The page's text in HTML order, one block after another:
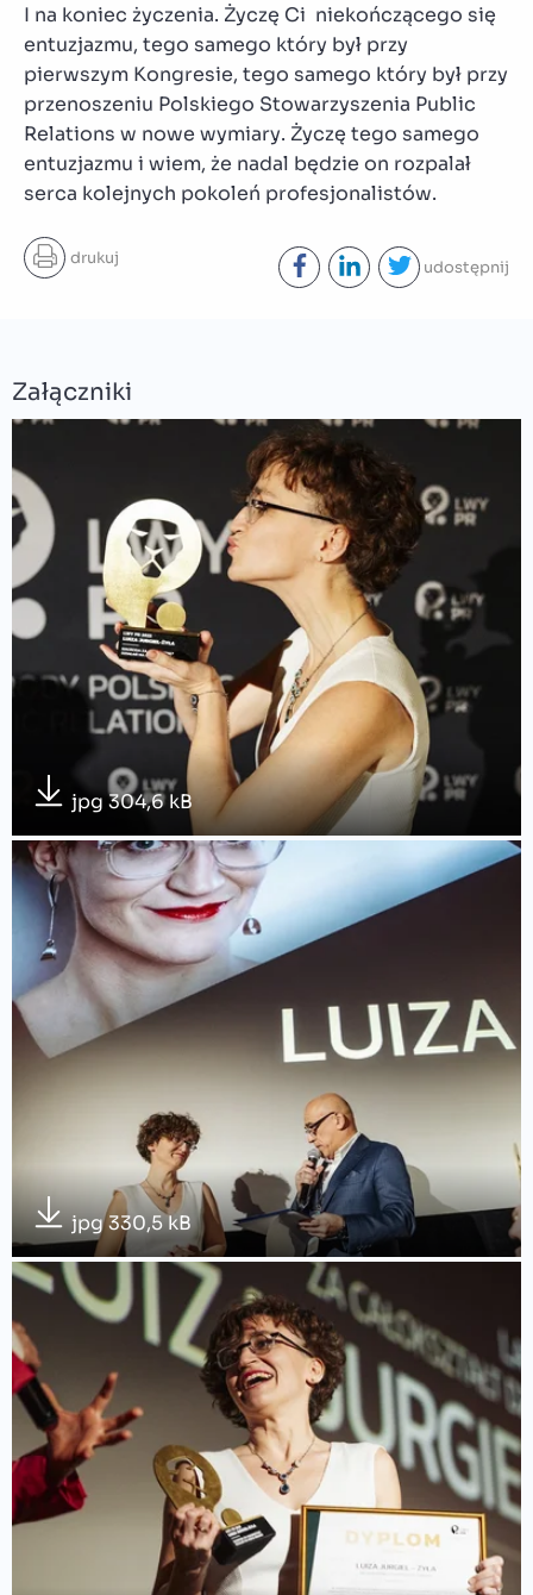
I na koniec życzenia. Życzę Ci niekończącego się
entuzjazmu, tego samego który był przy
pierwszym Kongresie, tego samego który był przy
przenoszeniu Polskiego Stowarzyszenia Public
Relations w nowe wymiary. Życzę tego samego
entuzjazmu i wiem, że nadal będzie on rozpalał
serca kolejnych pokoleń profesjonalistów.
drukuj udostępnij
Załączniki
jpg 304,6 kB
jpg 330,5 kB